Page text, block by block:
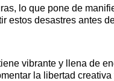
lo que pone de
estos desastres antes
vibrante y llena de
la libertad